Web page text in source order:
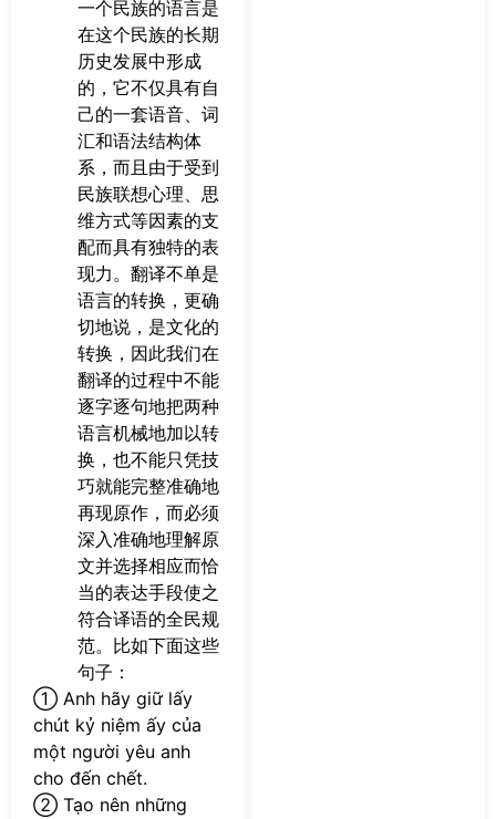
一个民族的语言是
在这个民族的长期
历史发展中形成
的，它不仅具有自
己的一套语音、词
汇和语法结构体
系，而且由于受到
民族联想心理、思
维方式等因素的支
配而具有独特的表
现力。翻译不单是
语言的转换，更确
切地说，是文化的
转换，因此我们在
翻译的过程中不能
逐字逐句地把两种
语言机械地加以转
换，也不能只凭技
巧就能完整准确地
再现原作，而必须
深入准确地理解原
文并选择相应而恰
当的表达手段使之
符合译语的全民规
范。比如下面这些
句子：
① Anh hãy giữ lấy
chút kỷ niệm ấy của
một người yêu anh
cho đến chết.
② Tạo nên những